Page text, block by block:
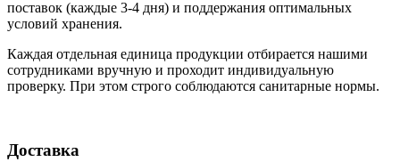
поставок (каждые 3-4 дня) и поддержания оптимальных
условий хранения.
Каждая отдельная единица продукции отбирается нашими
сотрудниками вручную и проходит индивидуальную
проверку. При этом строго соблюдаются санитарные нормы.
Доставка